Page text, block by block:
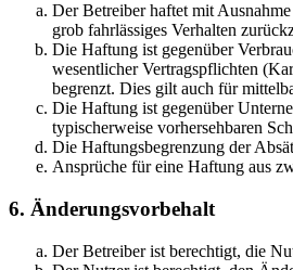
Der Betreiber haftet mit
grob fahrlässiges Verhalten
Die Haftung ist gegenüber
wesentlicher Vertragspflichten
begrenzt. Dies gilt auch für
Die Haftung ist gegenüber
typischerweise vorhersehbaren
Die Haftungsbegrenzung der
Ansprüche für eine Haftung aus
6. Änderungsvorbehalt
Der Betreiber ist berechtigt, die